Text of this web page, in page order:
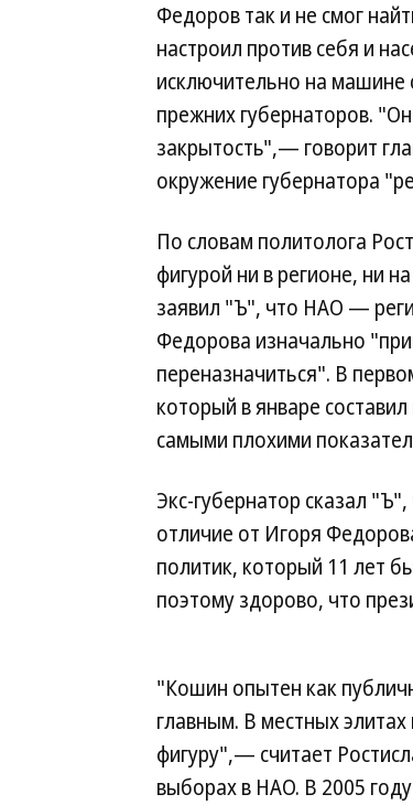
Федоров так и не смог
настроил против себя и
исключительно на машине
прежних губернаторов.
закрытость",— говорит
окружение губернатора
По словам политолога
фигурой ни в регионе, ни
заявил "Ъ", что НАО —
Федорова изначально
переназначиться". В
который в январе
самыми плохими
Экс-губернатор сказал
отличие от Игоря
политик, который 11 лет
поэтому здорово, что
"Кошин опытен как
главным. В местных
фигуру",— считает
выборах в НАО. В 2005